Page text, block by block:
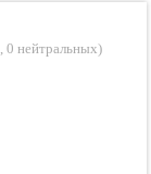
,0 нейтральных)